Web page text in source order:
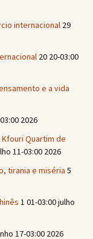
internacional 29
20 20-03:00
e a vida
2026
Quartim de
11-03:00 2026
tirania e miséria 5
1 01-03:00 julho
17-03:00 2026